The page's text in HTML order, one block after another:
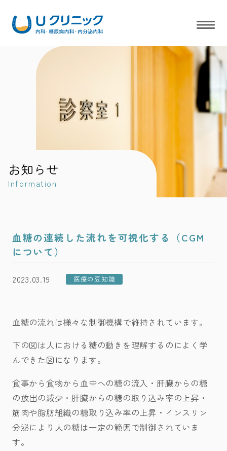
お知らせ
Information
血糖の連続した流れを可視化する（CGM
について）
2023.03.19 医療の豆知識
血糖の流れは様々な制御機構で維持されています。
下の図は人における糖の動きを理解するのによく学
んできた図になります。
食事から食物から血中への糖の流入・肝臓からの糖
の放出の減少・肝臓からの糖の取り込み率の上昇・
筋肉や脂肪組織の糖取り込み率の上昇・インスリン
分泌により人の糖は一定の範囲で制御されていま
す。